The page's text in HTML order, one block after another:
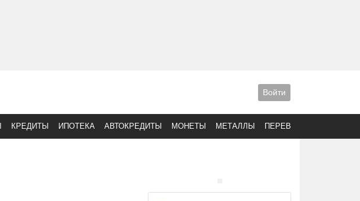
Войти
КРЕДИТЫ ИПОТЕКА АВТОКРЕДИТЫ МОНЕТЫ МЕТАЛЛЫ ПЕРЕВОДЫ